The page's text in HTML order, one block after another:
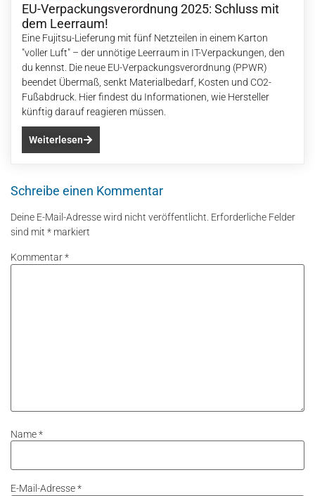
EU-Verpackungsverordnung 2025: Schluss mit
dem Leerraum!
Eine Fujitsu-Lieferung mit fünf Netzteilen in einem Karton
"voller Luft" – der unnötige Leerraum in IT-Verpackungen, den
du kennst. Die neue EU-Verpackungsverordnung (PPWR)
beendet Übermaß, senkt Materialbedarf, Kosten und CO2-
Fußabdruck. Hier findest du Informationen, wie Hersteller
künftig darauf reagieren müssen.
Weiterlesen
Schreibe einen Kommentar
Deine E-Mail-Adresse wird nicht veröffentlicht. Erforderliche Felder
sind mit * markiert
Kommentar*
Name*
E-Mail-Adresse*